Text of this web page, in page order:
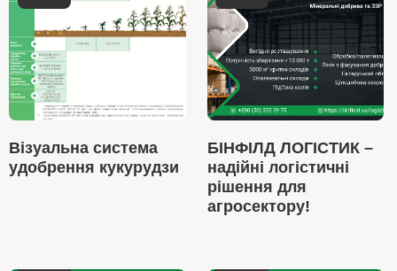
Візуальна система
удобрення кукурудзи
БІНФІЛД ЛОГІСТИК –
надійні логістичні
рішення для
агросектору!